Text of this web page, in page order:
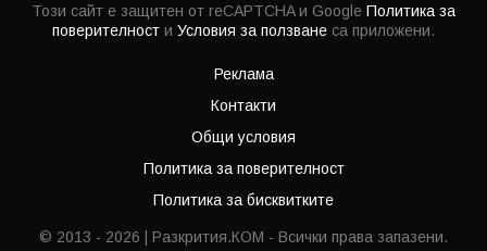
Този сайт е защитен от reCAPTCHA и Google Политика за
поверителност и Условия за ползване са приложени.
Реклама
Контакти
Общи условия
Политика за поверителност
Политика за бисквитките
© 2013 - 2026 | Разкрития.КОМ - Всички права запазени.